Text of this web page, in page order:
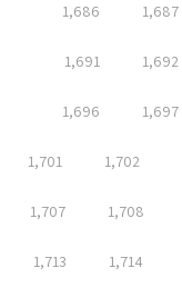
1,686 1,687
1,691 1,692
1,696 1,697
1,701 1,702
1,707 1,708
1,713 1,714